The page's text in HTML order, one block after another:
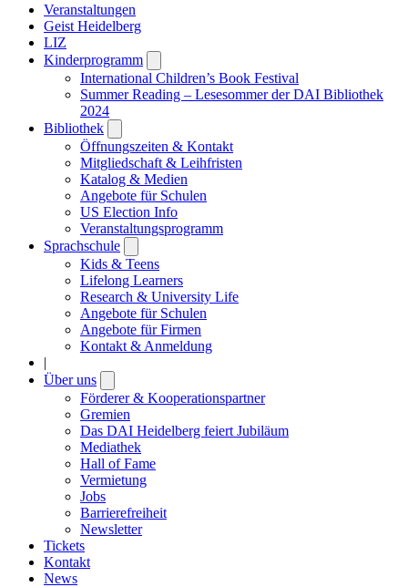
Veranstaltungen
Geist Heidelberg
LIZ
Kinderprogramm
submenu
International Children’s Book Festival
Summer Reading – Lesesommer der DAI Bibliothek
2024
Bibliothek
submenu
Öffnungszeiten & Kontakt
Mitgliedschaft & Leihfristen
Katalog & Medien
Angebote für Schulen
US Election Info
Veranstaltungsprogramm
Sprachschule
submenu
Kids & Teens
Lifelong Learners
Research & University Life
Angebote für Schulen
Angebote für Firmen
Kontakt & Anmeldung
|
Über uns
submenu
Förderer & Kooperationspartner
Gremien
Das DAI Heidelberg feiert Jubiläum
Mediathek
Hall of Fame
Vermietung
Jobs
Barrierefreiheit
Newsletter
Tickets
Kontakt
News